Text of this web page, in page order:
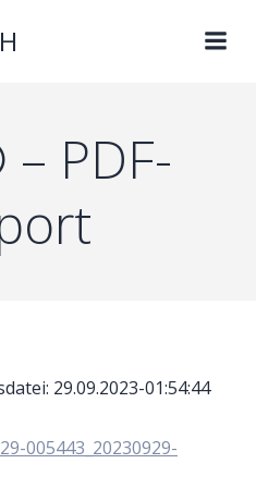
PDF-
29.09.2023-01:54:44
005443_20230929-